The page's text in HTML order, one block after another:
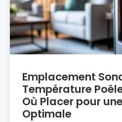
Emplacement
Température
Où Placer pour
Optimale